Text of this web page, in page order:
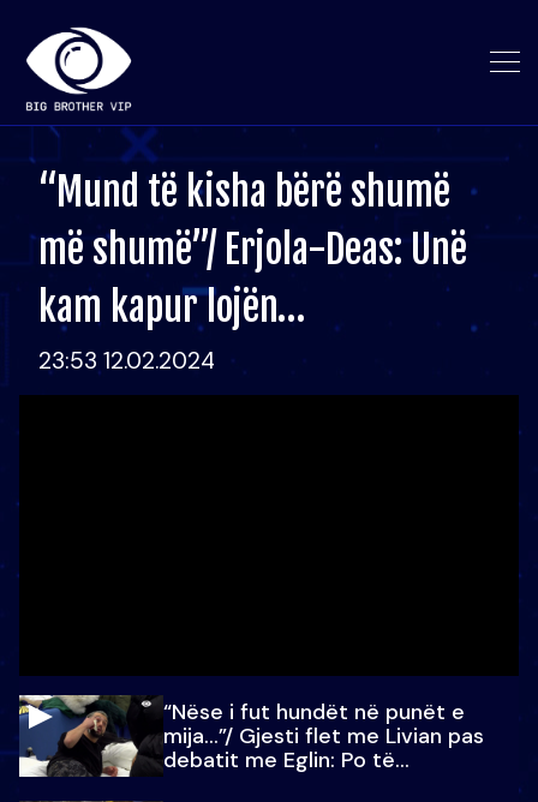
“Mund të kisha bërë shumë
më shumë”/ Erjola-Deas: Unë
kam kapur lojën…
23:53 12.02.2024
“Nëse i fut hundët në punët e
mija…”/ Gjesti flet me Livian pas
debatit me Eglin: Po të